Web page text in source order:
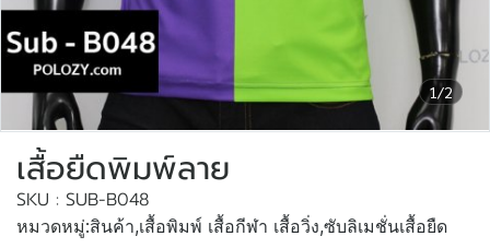
1/2
เสื้อยืดพิมพ์ลาย
SKU : SUB-B048
หมวดหมู่:สินค้า,เสื้อพิมพ์ เสื้อกีฬา เสื้อวิ่ง,ซับลิเมชั่นเสื้อยืด